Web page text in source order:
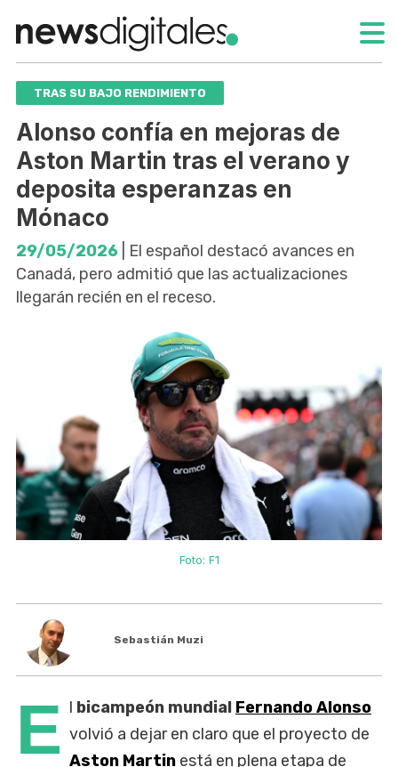
TRAS SU BAJO RENDIMIENTO
Alonso confía en mejoras de
Aston Martin tras el verano y
deposita esperanzas en
Mónaco
29/05/2026 | El español destacó avances en
Canadá, pero admitió que las actualizaciones
llegarán recién en el receso.
Foto: F1
Sebastián Muzi
E l bicampeón mundial Fernando Alonso
volvió a dejar en claro que el proyecto de
Aston Martin está en plena etapa de